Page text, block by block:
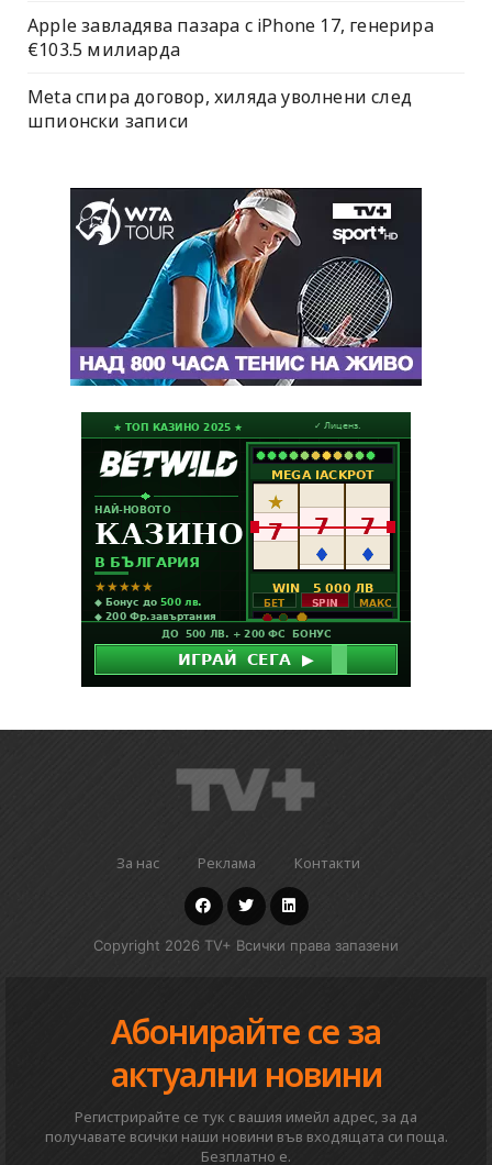
Apple завладява пазара с iPhone 17, генерира
€103.5 милиарда
Meta спира договор, хиляда уволнени след
шпионски записи
За нас Реклама Контакти
Copyright 2026 TV+ Всички права запазени
Абонирайте се за
актуални новини
Регистрирайте се тук с вашия имейл адрес, за да
получавате всички наши новини във входящата си поща.
Безплатно е.